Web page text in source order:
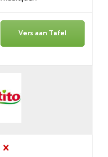
Vers aan Tafel